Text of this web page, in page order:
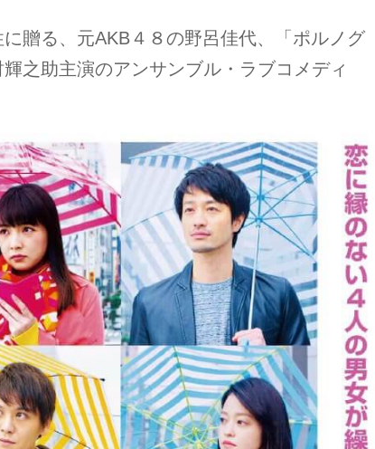
贈る、元AKB４８の野呂佳代、「ポルノグ
之助主演のアンサンブル・ラブコメディ